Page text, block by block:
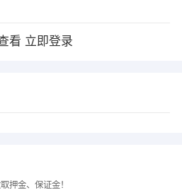
看 立即登录
押金、保证金！